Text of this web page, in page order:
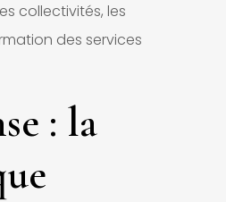
collectivités, les
des services
: la